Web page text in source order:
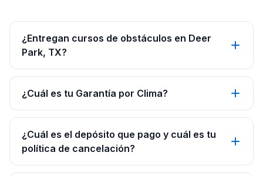
¿Entregan cursos de obstáculos en Deer
Park, TX?
¿Cuál es tu Garantía por Clima?
¿Cuál es el depósito que pago y cuál es tu
política de cancelación?